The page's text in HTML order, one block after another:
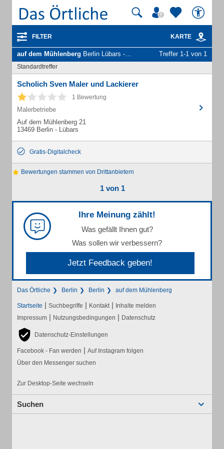
FILTER KARTE
auf dem Mühlenberg Berlin Lübars - Unternehmen und Personen Treffer 1-1 von 1
Standardtreffer
Scholich Sven Maler und Lackierer
1 Bewertung
Malerbetriebe
Auf dem Mühlenberg 21
13469 Berlin - Lübars
Gratis-Digitalcheck
Bewertungen stammen von Drittanbietern
1 von 1
Ihre Meinung zählt!
Was gefällt Ihnen gut?
Was sollen wir verbessern?
Jetzt Feedback geben!
Das Örtliche Berlin Berlin auf dem Mühlenberg
Startseite | Suchbegriffe | Kontakt | Inhalte melden
Impressum | Nutzungsbedingungen | Datenschutz
Datenschutz-Einstellungen
Facebook - Fan werden | Auf Instagram folgen
Über den Messenger suchen
Zur Desktop-Seite wechseln
Suchen